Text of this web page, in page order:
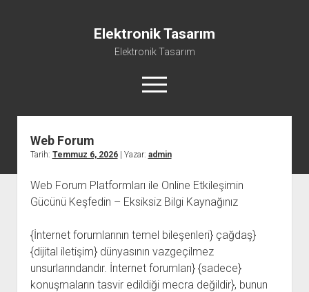
Elektronik Tasarım
Elektronik Tasarım
menüyü
aç
Instagram Gizli Hesap Görme Programsız
Reels Yorum Yükseltme Hilesi Bedava
Sayfa Listesi
Ücretsiz Şifresiz Tiktok Takipçi Hilesi
Web Forum
Tarih: Temmuz 6, 2026| Yazar: admin
Web Forum Platformları ile Online Etkileşimin
Gücünü Keşfedin – Eksiksiz Bilgi Kaynağınız
{İnternet forumlarının temel bileşenleri} çağdaş}
{dijital iletişim} dünyasının vazgeçilmez
unsurlarındandır. İnternet forumları} {sadece}
konuşmaların tasvir edildiği mecra değildir}, bunun